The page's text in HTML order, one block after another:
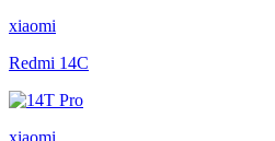
xiaomi
Redmi 14C
xiaomi